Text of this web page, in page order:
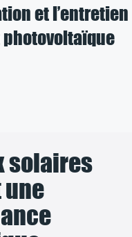
et l’entretien
solaires